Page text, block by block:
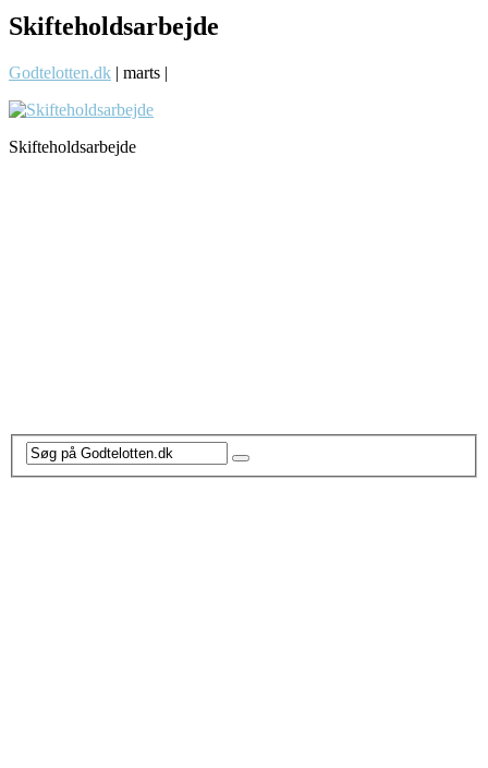
Skifteholdsarbejde
Godtelotten.dk | marts |
Skifteholdsarbejde